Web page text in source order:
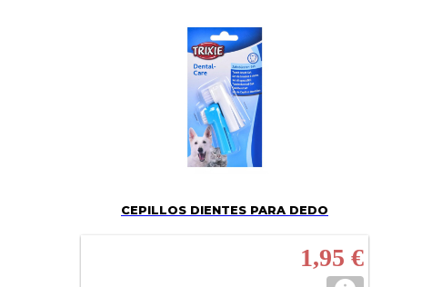
CEPILLOS DIENTES PARA DEDO
1,95 €